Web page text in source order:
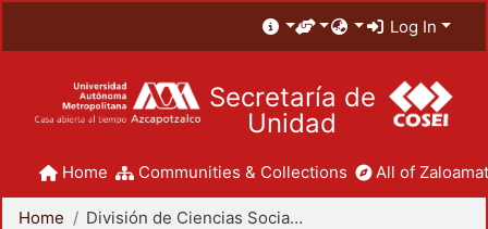
Log In
Secretaría de
Unidad
Home Communities & Collections All of
Home División de Ciencias Sociales y Humanidades